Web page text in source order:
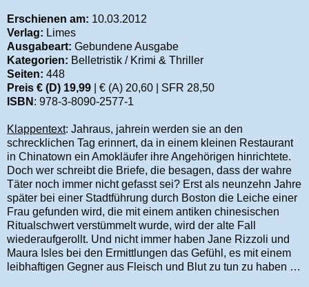
Erschienen am: 10.03.2012
Verlag: Limes
Ausgabeart: Gebundene Ausgabe
Kategorien: Belletristik / Krimi & Thriller
Seiten: 448
Preis € (D) 19,99 | € (A) 20,60 | SFR 28,50
ISBN : 978-3-8090-2577-1
Klappentext: Jahraus, jahrein werden sie an den
schrecklichen Tag erinnert, da in einem kleinen Restaurant
in Chinatown ein Amokläufer ihre Angehörigen hinrichtete.
Doch wer schreibt die Briefe, die besagen, dass der wahre
Täter noch immer nicht gefasst sei? Erst als neunzehn Jahre
später bei einer Stadtführung durch Boston die Leiche einer
Frau gefunden wird, die mit einem antiken chinesischen
Ritualschwert verstümmelt wurde, wird der alte Fall
wiederaufgerollt. Und nicht immer haben Jane Rizzoli und
Maura Isles bei den Ermittlungen das Gefühl, es mit einem
leibhaftigen Gegner aus Fleisch und Blut zu tun zu haben …